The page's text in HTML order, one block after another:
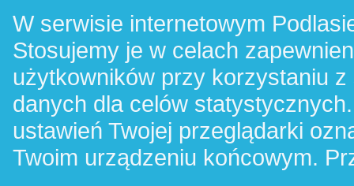
W serwisie internetowym
Stosujemy je w celach
użytkowników przy korzystaniu
danych dla celów
ustawień Twojej przeglądarki
Twoim urządzeniu końcowym.